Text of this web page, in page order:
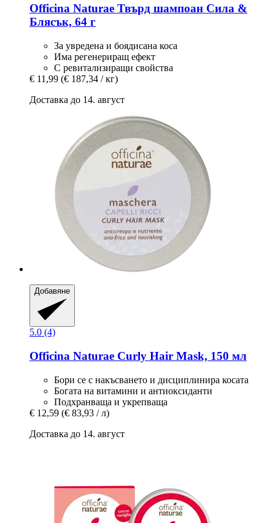
Officina Naturae Твърд шампоан Сила &
Блясък, 64 г
За увредена и боядисана коса
Има регенериращ ефект
С ревитализиращи свойства
€ 11,99 (€ 187,34 / кг)
Доставка до 14. август
Добавяне
5.0 (4)
Officina Naturae Curly Hair Mask, 150 мл
Бори се с накъсването и дисциплинира косата
Богата на витамини и антиоксиданти
Подхранваща и укрепваща
€ 12,59 (€ 83,93 / л)
Доставка до 14. август